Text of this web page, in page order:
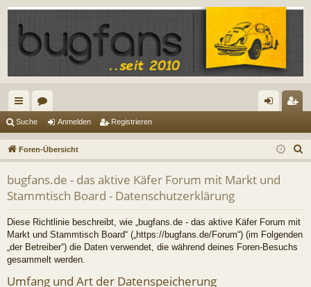
ch
ne
llz
ug
en m
el
de
ist
rie
Suche Anmelden Registrieren
Foren-Übersicht
u
bugfans.de - das aktive Käfer Forum mit Markt und
Stammtisch Board - Datenschutzerklärung
Diese Richtlinie beschreibt, wie „bugfans.de - das aktive Käfer Forum mit
Markt und Stammtisch Board“ („https://bugfans.de/Forum“) (im Folgenden
„der Betreiber“) die Daten verwendet, die während deines Foren-Besuchs
gesammelt werden.
Umfang und Art der Datenspeicherung